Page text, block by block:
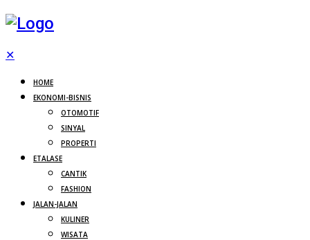
✕
HOME
EKONOMI-BISNIS
OTOMOTIF
SINYAL
PROPERTI
ETALASE
CANTIK
FASHION
JALAN-JALAN
KULINER
WISATA